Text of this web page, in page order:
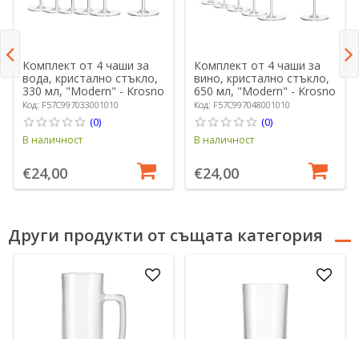
Комплект от 4 чаши за
вода, кристално стъкло,
330 мл, "Modern" - Krosno
Код: F57C997033001010
(0)
В наличност
€24,00
Комплект от 4 чаши за
вино, кристално стъкло,
650 мл, "Modern" - Krosno
Код: F57C997048001010
(0)
В наличност
€24,00
Други продукти от същата категория